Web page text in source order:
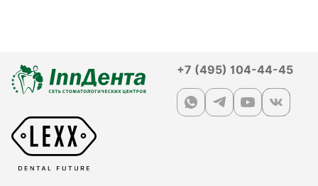
+7 (495) 104-44-45